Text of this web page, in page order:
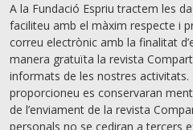
A la Fundació Espriu tractem les
faciliteu amb el màxim respecte i
correu electrònic amb la finalitat
manera gratuïta la revista
informats de les nostres activitats.
proporcioneu es conservaran
de l’enviament de la revista
personals no se cediran a tercers